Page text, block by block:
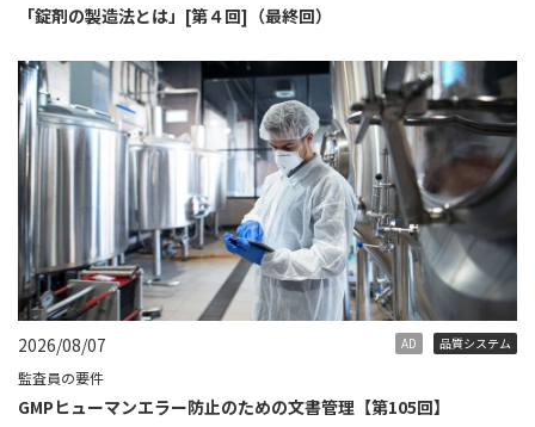
「錠剤の製造法とは」[第４回]（最終回）
2026/08/07 AD 品質システム
監査員の要件
GMPヒューマンエラー防止のための文書管理【第105回】